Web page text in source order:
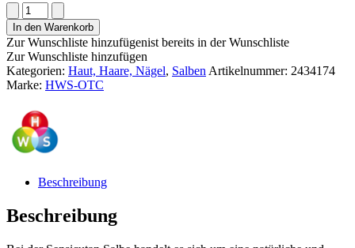
Sensicutan
Salbe
Menge
In den Warenkorb
Zur Wunschliste hinzufügenist bereits in der Wunschliste
Zur Wunschliste hinzufügen
Kategorien: Haut, Haare, Nägel, Salben Artikelnummer: 2434174
Marke: HWS-OTC
Beschreibung
Beschreibung